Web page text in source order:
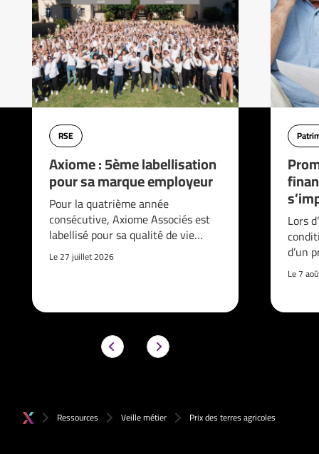
RSE
Axiome : 5ème labellisation
pour sa marque employeur
Pour la quatrième année
consécutive, Axiome Associés est
labellisé pour sa qualité de vie…
Le 27 juillet 2026
Lors
d’un
Le 7
Ressources Veille métier Prix des terres agricoles